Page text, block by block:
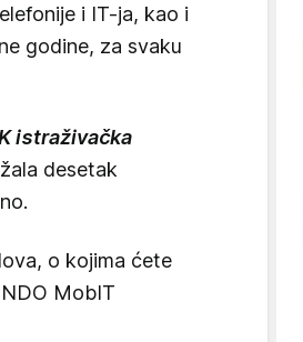
i IT-ja, kao i
godine, za svaku
istraživačka
desetak
o kojima ćete
MobIT